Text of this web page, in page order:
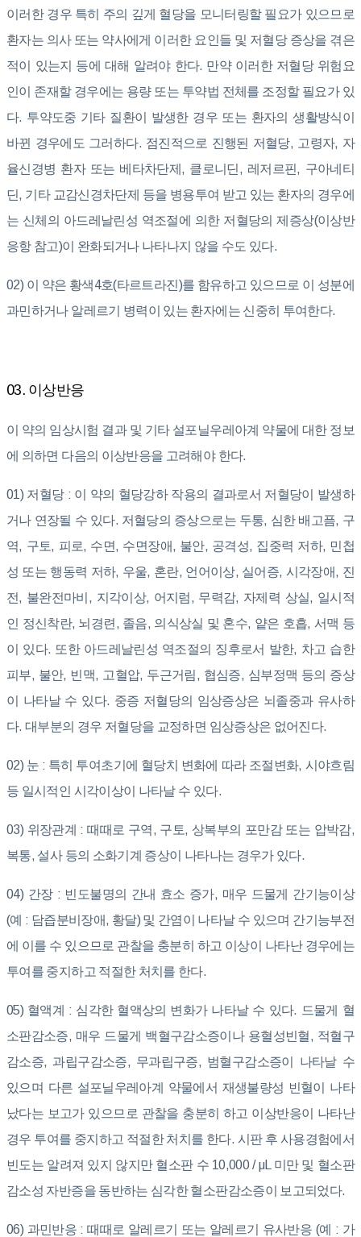
이러한 경우 특히 주의 깊게 혈당을 모니터링할 필요가 있으므로
환자는 의사 또는 약사에게 이러한 요인들 및 저혈당 증상을 겪은
적이 있는지 등에 대해 알려야 한다. 만약 이러한 저혈당 위험요
인이 존재할 경우에는 용량 또는 투약법 전체를 조정할 필요가 있
다. 투약도중 기타 질환이 발생한 경우 또는 환자의 생활방식이
바뀐 경우에도 그러하다. 점진적으로 진행된 저혈당, 고령자, 자
율신경병 환자 또는 베타차단제, 클로니딘, 레저르핀, 구아네티
딘, 기타 교감신경차단제 등을 병용투여 받고 있는 환자의 경우에
는 신체의 아드레날린성 역조절에 의한 저혈당의 제증상(이상반
응항 참고)이 완화되거나 나타나지 않을 수도 있다.
02) 이 약은 황색4호(타르트라진)를 함유하고 있으므로 이 성분에
과민하거나 알레르기 병력이 있는 환자에는 신중히 투여한다.
03. 이상반응
이 약의 임상시험 결과 및 기타 설포닐우레아계 약물에 대한 정보
에 의하면 다음의 이상반응을 고려해야 한다.
01) 저혈당 : 이 약의 혈당강하 작용의 결과로서 저혈당이 발생하
거나 연장될 수 있다. 저혈당의 증상으로는 두통, 심한 배고픔, 구
역, 구토, 피로, 수면, 수면장애, 불안, 공격성, 집중력 저하, 민첩
성 또는 행동력 저하, 우울, 혼란, 언어이상, 실어증, 시각장애, 진
전, 불완전마비, 지각이상, 어지럼, 무력감, 자제력 상실, 일시적
인 정신착란, 뇌경련, 졸음, 의식상실 및 혼수, 얕은 호흡, 서맥 등
이 있다. 또한 아드레날린성 역조절의 징후로서 발한, 차고 습한
피부, 불안, 빈맥, 고혈압, 두근거림, 협심증, 심부정맥 등의 증상
이 나타날 수 있다. 중증 저혈당의 임상증상은 뇌졸중과 유사하
다. 대부분의 경우 저혈당을 교정하면 임상증상은 없어진다.
02) 눈 : 특히 투여초기에 혈당치 변화에 따라 조절변화, 시야흐림
등 일시적인 시각이상이 나타날 수 있다.
03) 위장관계 : 때때로 구역, 구토, 상복부의 포만감 또는 압박감,
복통, 설사 등의 소화기계 증상이 나타나는 경우가 있다.
04) 간장 : 빈도불명의 간내 효소 증가, 매우 드물게 간기능이상
(예 : 담즙분비장애, 황달) 및 간염이 나타날 수 있으며 간기능부전
에 이를 수 있으므로 관찰을 충분히 하고 이상이 나타난 경우에는
투여를 중지하고 적절한 처치를 한다.
05) 혈액계 : 심각한 혈액상의 변화가 나타날 수 있다. 드물게 혈
소판감소증, 매우 드물게 백혈구감소증이나 용혈성빈혈, 적혈구
감소증, 과립구감소증, 무과립구증, 범혈구감소증이 나타날 수
있으며 다른 설포닐우레아계 약물에서 재생불량성 빈혈이 나타
났다는 보고가 있으므로 관찰을 충분히 하고 이상반응이 나타난
경우 투여를 중지하고 적절한 처치를 한다. 시판 후 사용경험에서
빈도는 알려져 있지 않지만 혈소판 수 10,000 / μL 미만 및 혈소판
감소성 자반증을 동반하는 심각한 혈소판감소증이 보고되었다.
06) 과민반응 : 때때로 알레르기 또는 알레르기 유사반응 (예 : 가